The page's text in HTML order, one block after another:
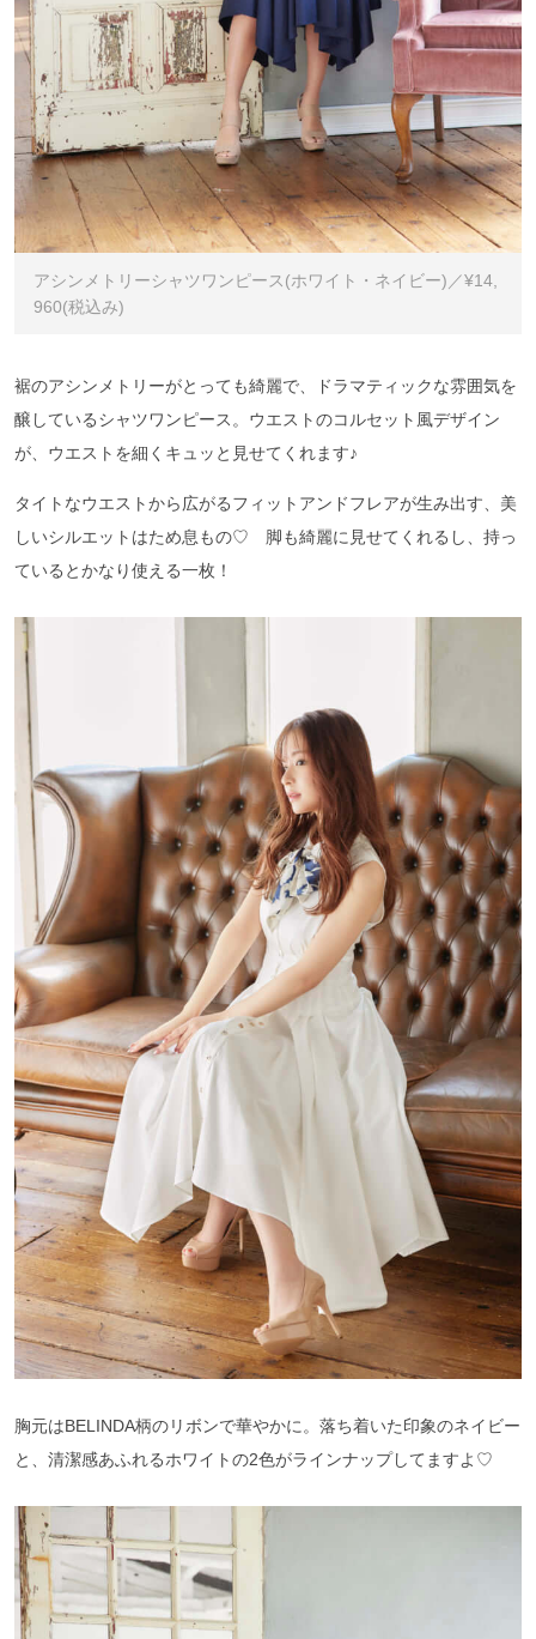
アシンメトリーシャツワンピース(ホワイト・ネイビー)／¥14,
960(税込み)
裾のアシンメトリーがとっても綺麗で、ドラマティックな雰囲気を
醸しているシャツワンピース。ウエストのコルセット風デザイン
が、ウエストを細くキュッと見せてくれます♪
タイトなウエストから広がるフィットアンドフレアが生み出す、美
しいシルエットはため息もの♡ 脚も綺麗に見せてくれるし、持っ
ているとかなり使える一枚！
胸元はBELINDA柄のリボンで華やかに。落ち着いた印象のネイビー
と、清潔感あふれるホワイトの2色がラインナップしてますよ♡